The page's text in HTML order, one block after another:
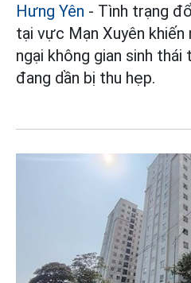
Hưng Yên - Tình trạng
tại vực Mạn Xuyên khiến
ngại không gian sinh thái
đang dần bị thu hẹp.